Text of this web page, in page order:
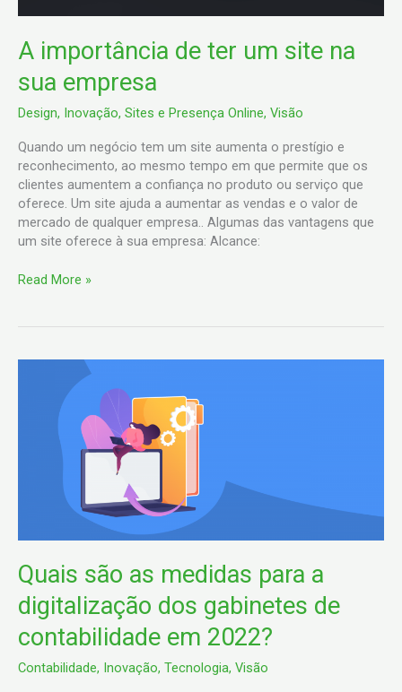
A importância de ter um site na
sua empresa
Design, Inovação, Sites e Presença Online, Visão
Quando um negócio tem um site aumenta o prestígio e
reconhecimento, ao mesmo tempo em que permite que os
clientes aumentem a confiança no produto ou serviço que
oferece. Um site ajuda a aumentar as vendas e o valor de
mercado de qualquer empresa.. Algumas das vantagens que
um site oferece à sua empresa: Alcance:
Read More »
Quais são as medidas para a
digitalização dos gabinetes de
contabilidade em 2022?
Contabilidade, Inovação, Tecnologia, Visão
de
em
2022?